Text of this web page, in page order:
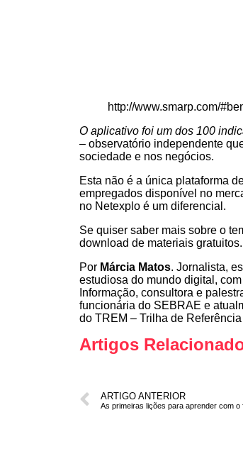
http://www.smarp.com/
O aplicativo foi um dos 100
– observatório independente
sociedade e nos negócios.
Esta não é a única plataforma
empregados disponível no
no Netexplo é um diferencial.
Se quiser saber mais sobre o
download de materiais gratuitos.
Por Márcia Matos. Jornalista,
estudiosa do mundo digital,
Informação, consultora e
funcionária do SEBRAE e
do TREM – Trilha de
Artigos
ARTIGO ANTERIOR